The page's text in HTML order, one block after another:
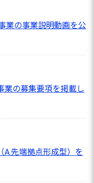
業の事業説明動画を公
業の募集要項を掲載し
先端拠点形成型）を